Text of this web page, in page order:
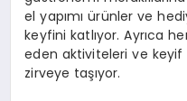
el yapımı ürünler ve
keyfini katlıyor. Ayrıca
eden aktiviteleri ve
zirveye taşıyor.